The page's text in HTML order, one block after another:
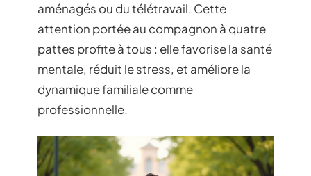
aménagés ou du télétravail. Cette
attention portée au compagnon à quatre
pattes profite à tous : elle favorise la santé
mentale, réduit le stress, et améliore la
dynamique familiale comme
professionnelle.